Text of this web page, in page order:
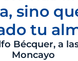
sino
tu
Bécquer, a
Moncayo